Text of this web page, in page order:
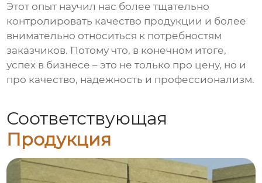
Этот опыт научил нас более тщательно
контролировать качество продукции и более
внимательно относиться к потребностям
заказчиков. Потому что, в конечном итоге,
успех в бизнесе – это не только про цену, но и
про качество, надежность и профессионализм.
Соответствующая
Продукция